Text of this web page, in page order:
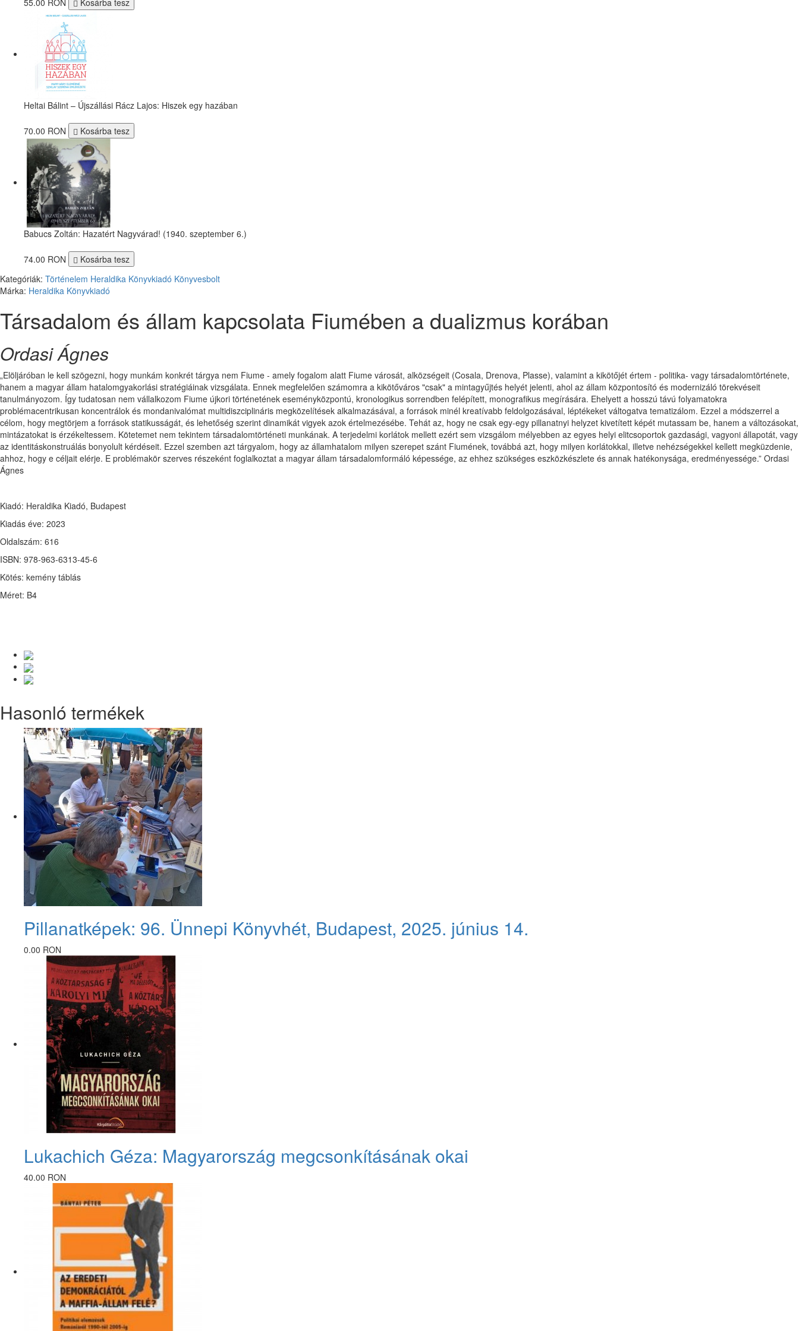
55.00 RON Kosárba tesz
Heltai Bálint – Újszállási Rácz Lajos: Hiszek egy hazában
70.00 RON Kosárba tesz
Babucs Zoltán: Hazatért Nagyvárad! (1940. szeptember 6.)
74.00 RON
Kosárba tesz
Kategóriák: Történelem Heraldika Könyvkiadó Könyvesbolt
Márka: Heraldika Könyvkiadó
Társadalom és állam kapcsolata Fiumében a dualizmus korában
Ordasi Ágnes
„Elöljáróban le kell szögezni, hogy munkám konkrét tárgya nem Fiume - amely fogalom alatt Fiume városát, alközségeit (Cosala, Drenova, Plasse), valamint a kikötőjét értem - politika- vagy társadalomtörténete,
hanem a magyar állam hatalomgyakorlási stratégiáinak vizsgálata. Ennek megfelelően számomra a kikötőváros "csak" a mintagyűjtés helyét jelenti, ahol az állam központosító és modernizáló törekvéseit
tanulmányozom. Így tudatosan nem vállalkozom Fiume újkori történetének eseményközpontú, kronologikus sorrendben felépített, monografikus megírására. Ehelyett a hosszú távú folyamatokra
problémacentrikusan koncentrálok és mondanivalómat multidiszciplináris megközelítések alkalmazásával, a források minél kreatívabb feldolgozásával, léptékeket váltogatva tematizálom. Ezzel a módszerrel a
célom, hogy megtörjem a források statikusságát, és lehetőség szerint dinamikát vigyek azok értelmezésébe. Tehát az, hogy ne csak egy-egy pillanatnyi helyzet kivetített képét mutassam be, hanem a változásokat,
mintázatokat is érzékeltessem. Kötetemet nem tekintem társadalomtörténeti munkának. A terjedelmi korlátok mellett ezért sem vizsgálom mélyebben az egyes helyi elitcsoportok gazdasági, vagyoni állapotát, vagy
az identitáskonstruálás bonyolult kérdéseit. Ezzel szemben azt tárgyalom, hogy az államhatalom milyen szerepet szánt Fiumének, továbbá azt, hogy milyen korlátokkal, illetve nehézségekkel kellett megküzdenie,
ahhoz, hogy e céljait elérje. E problémakör szerves részeként foglalkoztat a magyar állam társadalomformáló képessége, az ehhez szükséges eszközkészlete és annak hatékonysága, eredményessége.” Ordasi
Ágnes
Kiadó: Heraldika Kiadó, Budapest
Kiadás éve: 2023
Oldalszám: 616
ISBN: 978-963-6313-45-6
Kötés: kemény táblás
Méret: B4
Hasonló termékek
Pillanatképek: 96. Ünnepi Könyvhét, Budapest, 2025. június 14.
0.00 RON
Lukachich Géza: Magyarország megcsonkításának okai
40.00 RON